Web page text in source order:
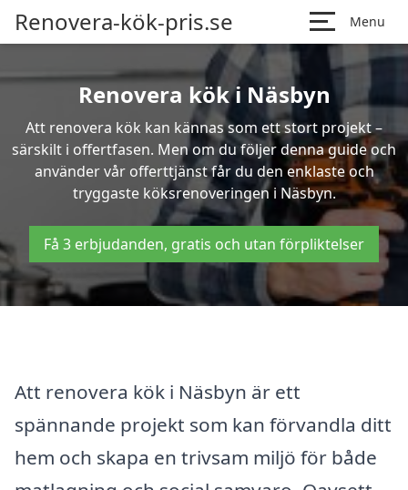
Renovera-kök-pris.se Menu
Renovera kök i Näsbyn
Att renovera kök kan kännas som ett stort projekt –
särskilt i offertfasen. Men om du följer denna guide och
använder vår offerttjänst får du den enklaste och
tryggaste köksrenoveringen i Näsbyn.
Få 3 erbjudanden, gratis och utan förpliktelser
Att renovera kök i Näsbyn är ett
spännande projekt som kan förvandla ditt
hem och skapa en trivsam miljö för både